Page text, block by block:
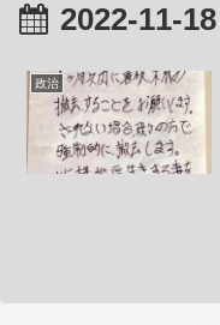
2022-11-18
政治